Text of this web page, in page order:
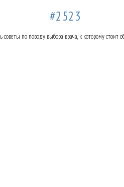
#2523
по поводу выбора врача, к которому стоит